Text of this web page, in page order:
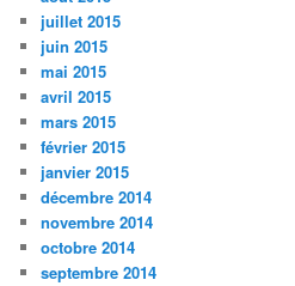
juillet 2015
juin 2015
mai 2015
avril 2015
mars 2015
février 2015
janvier 2015
décembre 2014
novembre 2014
octobre 2014
septembre 2014